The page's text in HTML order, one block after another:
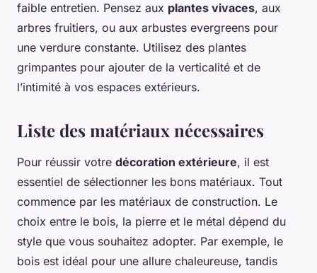
faible entretien. Pensez aux plantes vivaces, aux
arbres fruitiers, ou aux arbustes evergreens pour
une verdure constante. Utilisez des plantes
grimpantes pour ajouter de la verticalité et de
l’intimité à vos espaces extérieurs.
Liste des matériaux nécessaires
Pour réussir votre décoration extérieure, il est
essentiel de sélectionner les bons matériaux. Tout
commence par les matériaux de construction. Le
choix entre le bois, la pierre et le métal dépend du
style que vous souhaitez adopter. Par exemple, le
bois est idéal pour une allure chaleureuse, tandis